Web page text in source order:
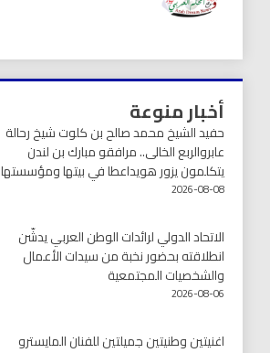
أخبار منوعة
حفيد الشيخ محمد صالح بن كلوت شيخ رحالة
عابروالربع الخالى.. مرافقو مبارك بن لندن
يتكلمون يزور هويداعطا في بيتها ومؤسستها
2026-08-08
الاتحاد الدولي لرائدات الوطن العربي يدشّن
انطلاقته بحضور نخبة من سيدات الأعمال
والشخصيات المجتمعية
2026-08-06
اغنيتين وطنيتين جميلتين للفنان المايسترو